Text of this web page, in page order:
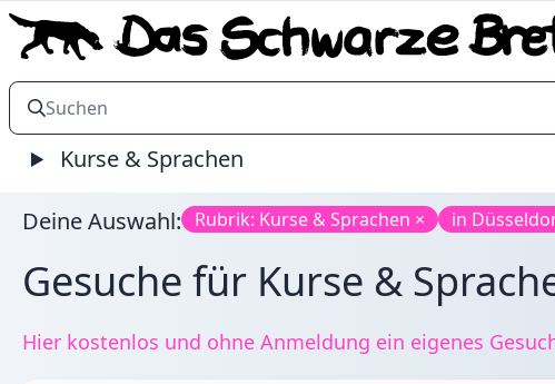
Kurse & Sprachen
Deine Auswahl: Rubrik: Kurse & Sprachen × in
Gesuche für Kurse &
Hier kostenlos und ohne Anmeldung ein eigenes